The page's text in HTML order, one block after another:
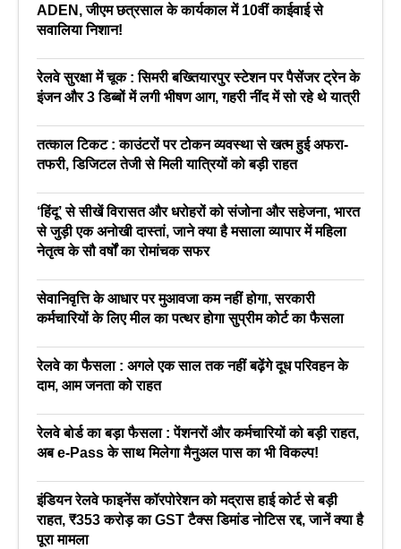
ADEN, जीएम छत्रसाल के कार्यकाल में 10वीं काईवाई से
सवालिया निशान!
रेलवे सुरक्षा में चूक : सिमरी बख्तियारपुर स्टेशन पर पैसेंजर ट्रेन के
इंजन और 3 डिब्बों में लगी भीषण आग, गहरी नींद में सो रहे थे यात्री
तत्काल टिकट : काउंटरों पर टोकन व्यवस्था से खत्म हुई अफरा-
तफरी, डिजिटल तेजी से मिली यात्रियों को बड़ी राहत
‘हिंदू’ से सीखें विरासत और धरोहरों को संजोना और सहेजना, भारत
से जुड़ी एक अनोखी दास्तां, जाने क्या है मसाला व्यापार में महिला
नेतृत्व के सौ वर्षों का रोमांचक सफर
सेवानिवृत्ति के आधार पर मुआवजा कम नहीं होगा, सरकारी
कर्मचारियों के लिए मील का पत्थर होगा सुप्रीम कोर्ट का फैसला
रेलवे का फैसला : अगले एक साल तक नहीं बढ़ेंगे दूध परिवहन के
दाम, आम जनता को राहत
रेलवे बोर्ड का बड़ा फैसला : पेंशनरों और कर्मचारियों को बड़ी राहत,
अब e-Pass के साथ मिलेगा मैनुअल पास का भी विकल्प!
इंडियन रेलवे फाइनेंस कॉरपोरेशन को मद्रास हाई कोर्ट से बड़ी
राहत, ₹353 करोड़ का GST टैक्स डिमांड नोटिस रद्द, जानें क्या है
पूरा मामला